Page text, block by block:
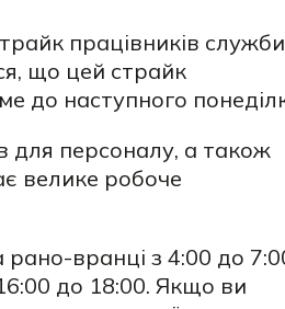
працівників служби
що цей страйк
до наступного
для персоналу, а також
велике робоче
вранці з 4:00 до
до 18:00. Якщо ви